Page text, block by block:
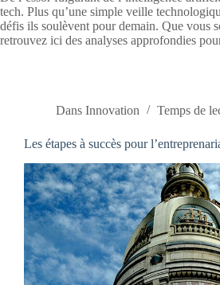
tech. Plus qu’une simple veille
défis ils soulèvent pour demain. Que vous
retrouvez ici des analyses approfondies
Dans Innovation Temps de
Les étapes à succès pour